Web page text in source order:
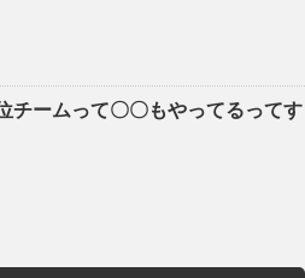
チームって〇〇もやってるってす